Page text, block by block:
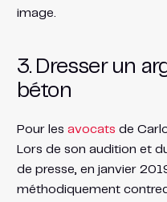
image.
3. Dresser un
béton
Pour les avocats de
Lors de son audition et
de presse, en janvier
méthodiquement